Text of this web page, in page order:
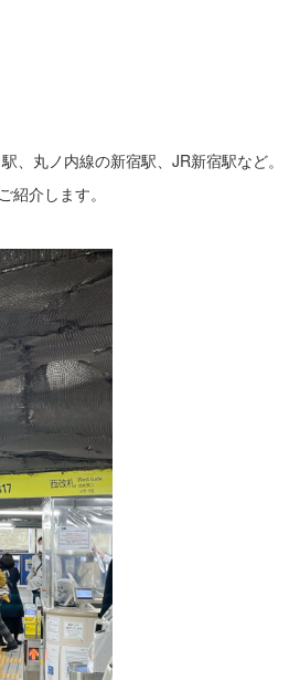
、丸ノ内線の新宿駅、JR新宿駅など。
介します。